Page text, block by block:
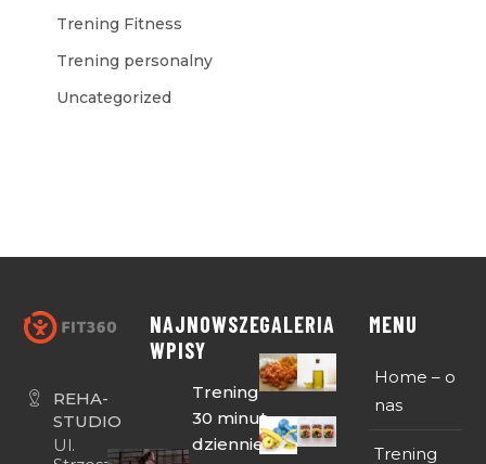
Trening Fitness
Trening personalny
Uncategorized
REHA-
STUDIO
Ul.
NAJNOWSZE
WPISY
Trening
30 minut
dziennie
GALERIA MENU
Home – o
nas
Trening